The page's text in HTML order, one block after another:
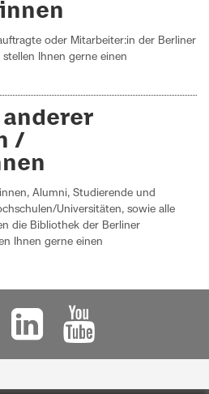
oder Mitarbeiter:in der Berliner
Ihnen gerne einen
/
Alumni, Studierende und
Universitäten, sowie alle
die Bibliothek der Berliner
Ihnen gerne einen